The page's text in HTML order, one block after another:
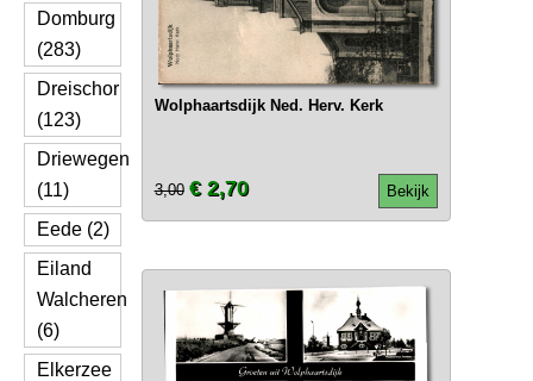
Domburg
(283)
Dreischor
(123)
Driewegen
(11)
Eede (2)
Eiland
Walcheren
(6)
Elkerzee
Wolphaartsdijk Ned. Herv. Kerk
Bekijk
3,00 € 2,70